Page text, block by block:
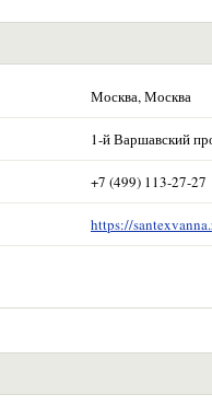
Москва, Москва
1-й Варшавский
+7 (499) 113-27-27
https://